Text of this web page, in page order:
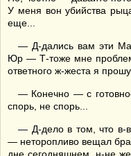
У меня вон убийства
еще...
— Д-дались вам эти
Юр — Т-тоже мне
ответного ж-жеста я
— Конечно — с
спорь, не спорь...
— Д-дело в том, что в-
— неторопливо вещал